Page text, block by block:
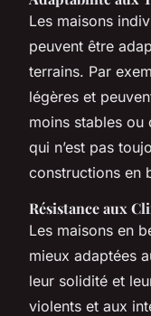
Les maisons
peuvent être
terrains. Par
légères et
moins stables ou
qui n’est pas
constructions en
Résistance aux
Les maisons en
mieux adaptées
leur solidité et
violents et aux